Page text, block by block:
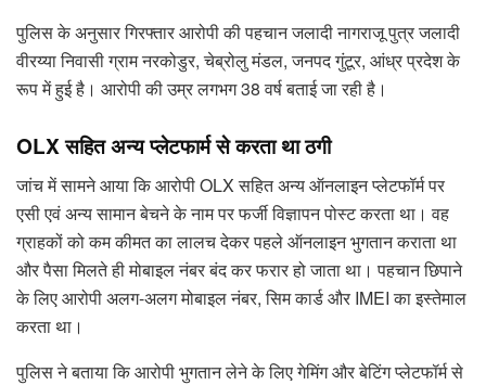
पुलिस के अनुसार गिरफ्तार आरोपी की पहचान जलादी नागराजू पुत्र जलादी
वीरय्या निवासी ग्राम नरकोडुर, चेब्रोलु मंडल, जनपद गुंटूर, आंध्र प्रदेश के
रूप में हुई है। आरोपी की उम्र लगभग 38 वर्ष बताई जा रही है।
OLX सहित अन्य प्लेटफार्म से करता था ठगी
जांच में सामने आया कि आरोपी OLX सहित अन्य ऑनलाइन प्लेटफॉर्म पर
एसी एवं अन्य सामान बेचने के नाम पर फर्जी विज्ञापन पोस्ट करता था। वह
ग्राहकों को कम कीमत का लालच देकर पहले ऑनलाइन भुगतान कराता था
और पैसा मिलते ही मोबाइल नंबर बंद कर फरार हो जाता था। पहचान छिपाने
के लिए आरोपी अलग-अलग मोबाइल नंबर, सिम कार्ड और IMEI का इस्तेमाल
करता था।
पुलिस ने बताया कि आरोपी भुगतान लेने के लिए गेमिंग और बेटिंग प्लेटफॉर्म से